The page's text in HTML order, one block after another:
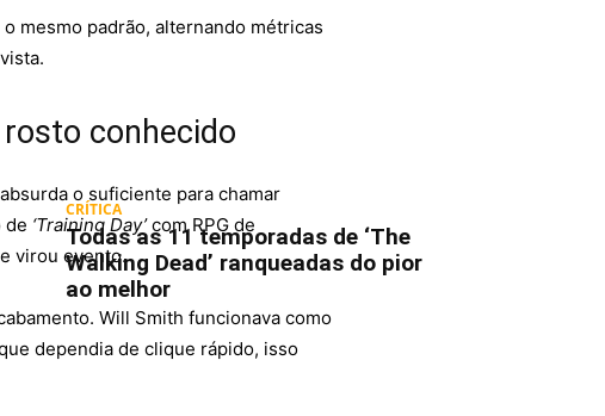
mesmo padrão, alternando métricas
rosto conhecido
o suficiente para chamar
de ‘Training Day’com RPG de
virou evento.
Will Smith funcionava como
dependia de clique rápido, isso
CRÍTICA
Todas as 11 temporadas de ‘The
Walking Dead’ ranqueadas do pior
ao melhor